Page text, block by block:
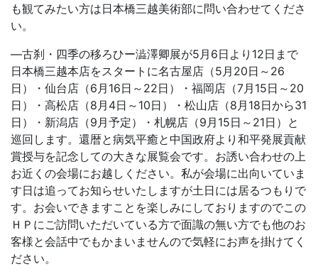
も観てみたい方は日本橋三越美術部に問い合わせてくださ
い。
―古刹・四季の移ろひー澁澤卿展が5月6日より12日まで
日本橋三越本店をスタートに名古屋店（5月20日～26
日）・仙台店（6月16日～22日）・福岡店（7月15日～20
日）・高松店（8月4日～10日）・松山店（8月18日から31
日）・新潟店（9月予定）・札幌店（9月15日～21日）と
巡回します。還暦と病気平癒と中国政府より和平発展貢献
賞授与を記念しての大きな展覧会です。お誘い合わせの上
お近くの会場にお越しください。私が会場に出向いていま
す日は追ってお知らせいたしますが土日には居るつもりで
す。お会いできますことを楽しみにしておりますのでこの
ＨＰにご訪問いただいている方で面識の無い方でも他のお
客様と会話中でもかまいませんので気軽にお声を掛けてく
ださい。